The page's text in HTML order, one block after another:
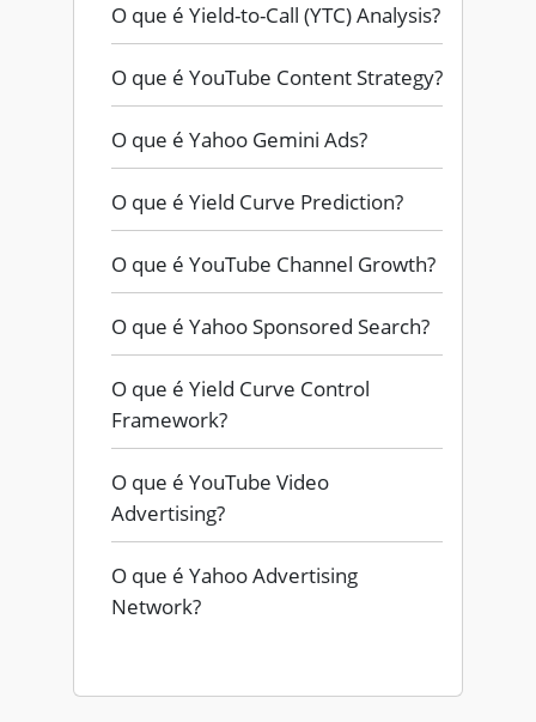
O que é Yield-to-Call (YTC) Analysis?
O que é YouTube Content Strategy?
O que é Yahoo Gemini Ads?
O que é Yield Curve Prediction?
O que é YouTube Channel Growth?
O que é Yahoo Sponsored Search?
O que é Yield Curve Control
Framework?
O que é YouTube Video
Advertising?
O que é Yahoo Advertising
Network?